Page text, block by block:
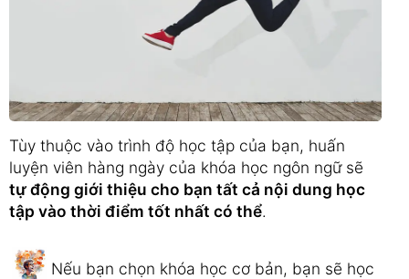
Tùy thuộc vào trình độ học tập của bạn, huấn
luyện viên hàng ngày của khóa học ngôn ngữ sẽ
tự động giới thiệu cho bạn tất cả nội dung học
tập vào thời điểm tốt nhất có thể.
Nếu bạn chọn khóa học cơ bản, bạn sẽ học